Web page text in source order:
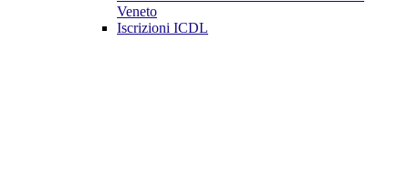
Veneto
Iscrizioni ICDL